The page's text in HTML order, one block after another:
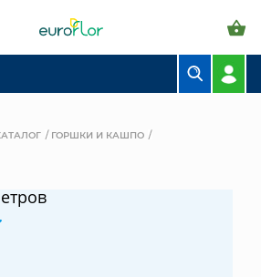
ФЛОРИСТИКА
ГОРШКИ И КАШПО